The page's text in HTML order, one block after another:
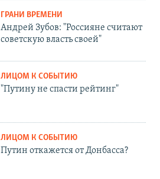
ГРАНИ ВРЕМЕНИ
Андрей Зубов: "Россияне считают
советскую власть своей"
ЛИЦОМ К СОБЫТИЮ
"Путину не спасти рейтинг"
ЛИЦОМ К СОБЫТИЮ
Путин откажется от Донбасса?